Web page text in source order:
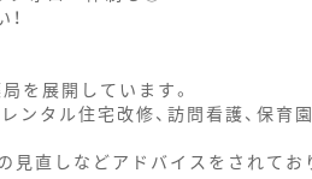
を展開しています。
ンタル住宅改修、訪問看護、保育
見直しなどアドバイスをされてお